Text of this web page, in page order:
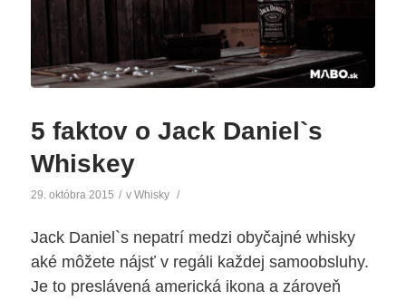
5 faktov o Jack Daniel`s
Whiskey
29. októbra 2015 / v Whisky /
Jack Daniel`s nepatrí medzi obyčajné whisky
aké môžete nájsť v regáli každej samoobsluhy.
Je to preslávená americká ikona a zároveň